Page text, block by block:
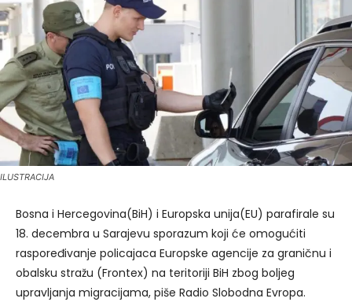
ILUSTRACIJA
Bosna i Hercegovina(BiH) i Europska unija(EU) parafirale su
18. decembra u Sarajevu sporazum koji će omogućiti
raspoređivanje policajaca Europske agencije za graničnu i
obalsku stražu (Frontex) na teritoriji BiH zbog boljeg
upravljanja migracijama, piše Radio Slobodna Evropa.